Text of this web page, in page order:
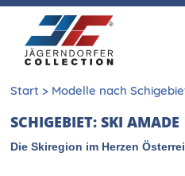
Start > Modelle nach
SCHIGEBIET: SKI AMADE
Die Skiregion im Herzen